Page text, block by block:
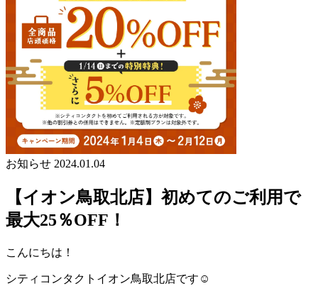
お知らせ 2024.01.04
【イオン鳥取北店】初めてのご利用で
最大25％OFF！
こんにちは！
シティコンタクトイオン鳥取北店です☺